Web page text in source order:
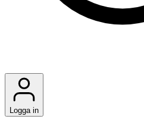
Logga in